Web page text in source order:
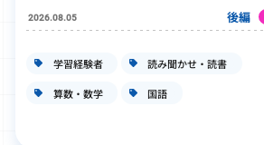
2026.08.05 後編
学習経験者 読み聞かせ・読書
算数・数学 国語